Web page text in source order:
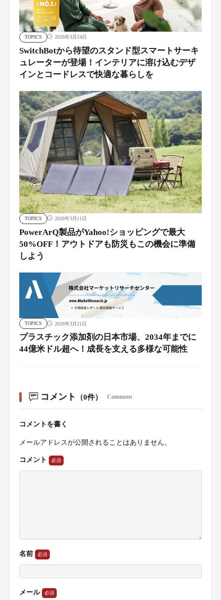
TOPICS 2026年3月24日
SwitchBotから待望のスタンド型スマートサーキ
ュレーターが登場！インテリアに溶け込むデザ
インとコードレスで快適な暮らしを
TOPICS 2026年3月11日
PowerArQ製品がYahoo!ショッピングで最大
50%OFF！アウトドアも防災もこの機会に準備
しよう
TOPICS 2026年3月21日
プラスチック添加剤の日本市場、2034年までに
44億米ドル超へ！成長を支える多様な可能性
コメント （0件） Comment
コメントを書く
メールアドレスが公開されることはありません。
コメント
名前
メール